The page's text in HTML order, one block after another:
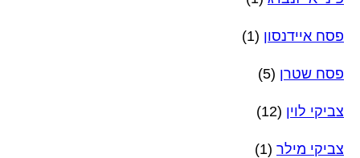
פסח איידנסון (1)
פסח שטרן (5)
צביקי לוין (12)
צביקי מילר (1)